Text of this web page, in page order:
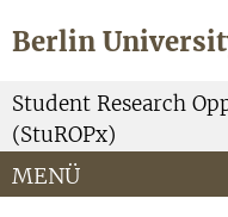
direkt
Inhalt
Berlin
Service-
Navigation
Student Research
(StuROPx)
MENÜ